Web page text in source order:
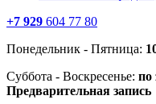
+7 929 604 77 80
Понедельник - Пятница:
Суббота - Воскресенье: по
Предварительная запись